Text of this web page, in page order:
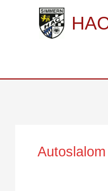
Autoslalom